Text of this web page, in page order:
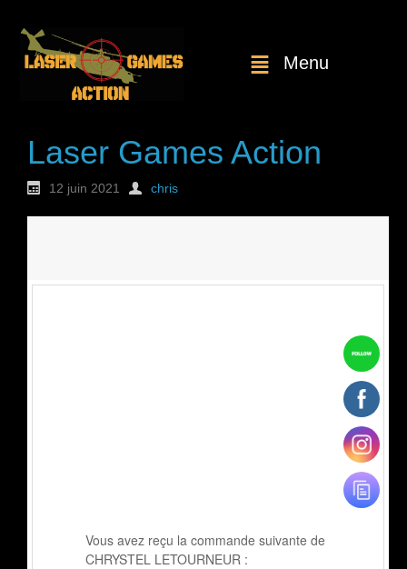
Menu
Laser Games Action
12 juin 2021 chris
Vous avez reçu la commande suivante de
CHRYSTEL LETOURNEUR :